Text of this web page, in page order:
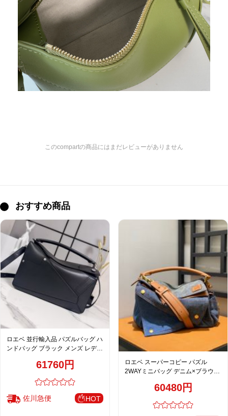
このcompartの商品にはまだレビューがありません
おすすめ商品
ロエベ 並行輸入品 パズルバッグ ハ
ンドバッグ ブラック メンズ レディ
61760円
佐川急便 HOT
ロエベ スーパーコピー パズル
2WAYミニバッグ デニム×ブラウン
60480円